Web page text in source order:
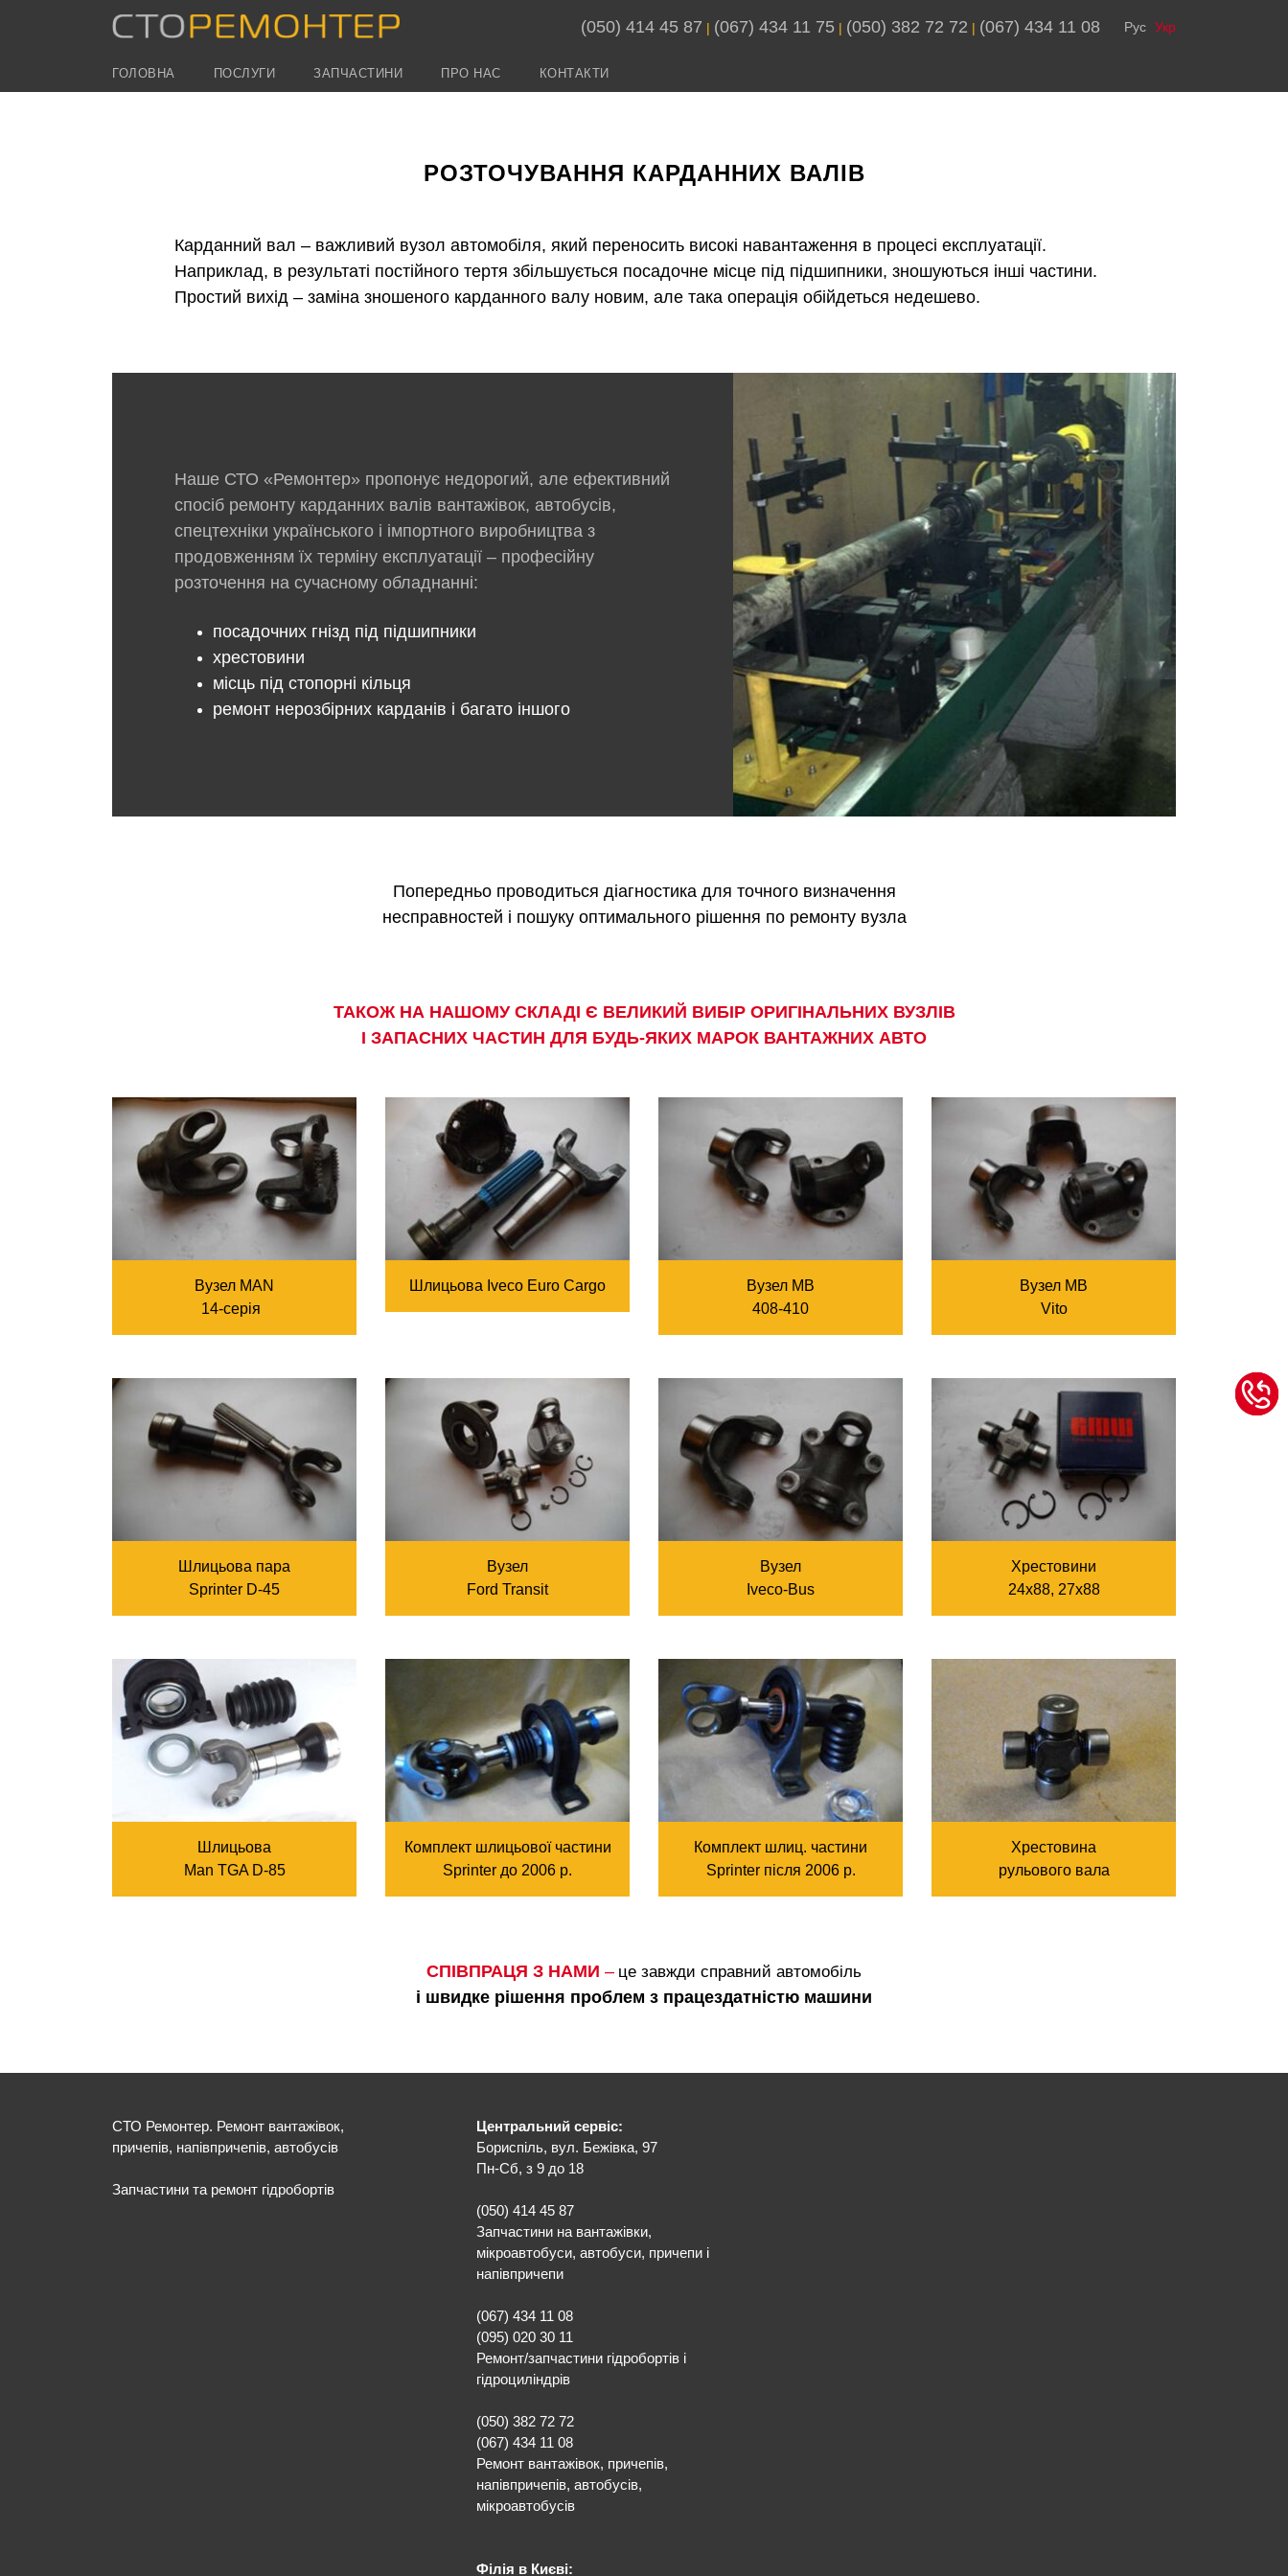
(050) 414 45 87 | (067) 434 11 75 | (050) 382 72 72 | (067) 434 11 08 Рус Укр
ГОЛОВНА ПОСЛУГИ ЗАПЧАСТИНИ ПРО НАС КОНТАКТИ
РОЗТОЧУВАННЯ КАРДАННИХ ВАЛІВ
Карданний вал – важливий вузол автомобіля, який переносить високі навантаження в процесі експлуатації.
Наприклад, в результаті постійного тертя збільшується посадочне місце під підшипники, зношуються інші частини.
Простий вихід – заміна зношеного карданного валу новим, але така операція обійдеться недешево.
Наше СТО «Ремонтер» пропонує недорогий, але ефективний
спосіб ремонту карданних валів вантажівок, автобусів,
спецтехніки українського і імпортного виробництва з
продовженням їх терміну експлуатації – професійну
розточення на сучасному обладнанні:
посадочних гнізд під підшипники
хрестовини
місць під стопорні кільця
ремонт нерозбірних карданів і багато іншого
Попередньо проводиться діагностика для точного визначення
несправностей і пошуку оптимального рішення по ремонту вузла
ТАКОЖ НА НАШОМУ СКЛАДІ Є ВЕЛИКИЙ ВИБІР ОРИГІНАЛЬНИХ ВУЗЛІВ
І ЗАПАСНИХ ЧАСТИН ДЛЯ БУДЬ-ЯКИХ МАРОК ВАНТАЖНИХ АВТО
Вузел MAN
14-серія
Шлицьова Iveco Euro Cargo
Вузел MB
408-410
Вузел MB
Vito
Шлицьова пара
Sprinter D-45
Вузел
Ford Transit
Вузел
Iveco-Bus
Хрестовини
24х88, 27х88
Шлицьова
Man TGA D-85
Комплект шлицьової частини
Sprinter до 2006 р.
Комплект шлиц. частини
Sprinter після 2006 р.
Хрестовина
рульового вала
СПІВПРАЦЯ З НАМИ – це завжди справний автомобіль
і швидке рішення проблем з працездатністю машини
СТО Ремонтер. Ремонт вантажівок,
причепів, напівпричепів, автобусів
Запчастини та ремонт гідробортів
Центральний сервіс:
Бориспіль, вул. Бежівка, 97
Пн-Сб, з 9 до 18
(050) 414 45 87
Запчастини на вантажівки,
мікроавтобуси, автобуси, причепи і
напівпричепи
(067) 434 11 08
(095) 020 30 11
Ремонт/запчастини гідробортів і
гідроциліндрів
(050) 382 72 72
(067) 434 11 08
Ремонт вантажівок, причепів,
напівпричепів, автобусів,
мікроавтобусів
Філія в Києві: